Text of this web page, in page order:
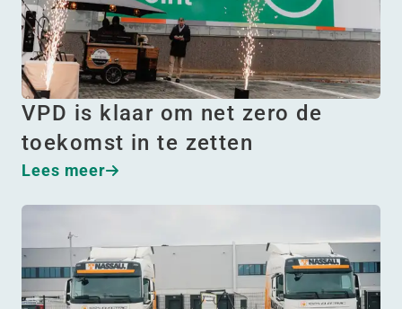
VPD is klaar om net zero de
toekomst in te zetten
Lees meer